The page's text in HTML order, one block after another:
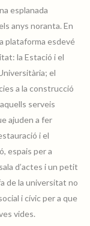
plazacivica01
plazacivica03
esplanada
anys noranta. En
plataforma esdevé
la Estació i el
el
a la construcció
serveis
ajuden a fer
i el
espais per a
d’actes i un petit
de la universitat no
i cívic per a que
vides.